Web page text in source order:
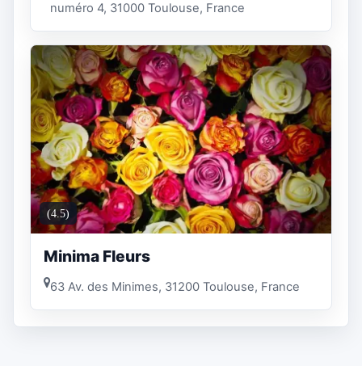
numéro 4, 31000 Toulouse, France
(4.5)
Minima Fleurs
63 Av. des Minimes, 31200 Toulouse, France